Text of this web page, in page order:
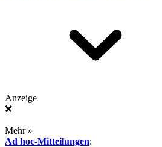
Anzeige
❌
Mehr »
Ad hoc-Mitteilungen: